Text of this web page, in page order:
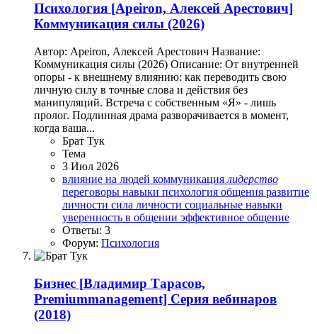
Психология [Apeiron, Алексей Арестович]
Коммуникация силы (2026)
Автор: Apeiron, Алексей Арестович Название:
Коммуникация силы (2026) Описание: От внутренней
опоры - к внешнему влиянию: как переводить свою
личную силу в точные слова и действия без
манипуляций. Встреча с собственным «Я» - лишь
пролог. Подлинная драма разворачивается в момент,
когда ваша...
Брат Тук
Тема
3 Июл 2026
влияние на людей коммуникация лидерство
переговоры навыки психология общения развитие
личности сила личности социальные навыки
уверенность в общении эффективное общение
Ответы: 3
Форум: Психология
Бизнес [Владимир Тарасов,
Premiummanagement] Серия вебинаров
(2018)